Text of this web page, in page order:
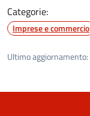
Categorie:
Imprese e commercio
Ultimo aggiornamento: